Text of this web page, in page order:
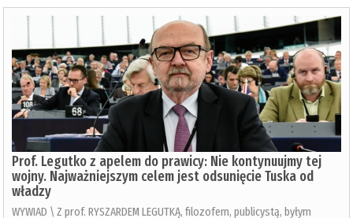
Prof. Legutko z apelem do prawicy: Nie kontynuujmy tej
wojny. Najważniejszym celem jest odsunięcie Tuska od
władzy
WYWIAD \ Z prof. RYSZARDEM LEGUTKĄ, filozofem, publicystą, byłym